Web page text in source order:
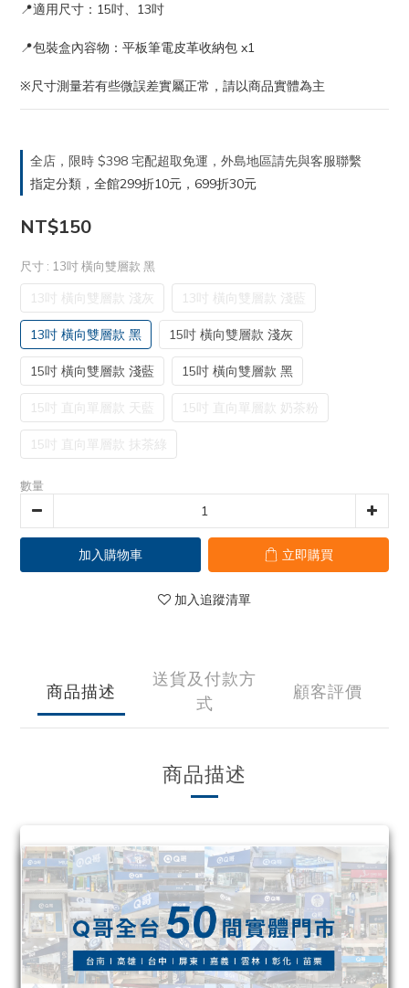
📍適用尺寸：15吋、13吋
📍包裝盒內容物：平板筆電皮革收納包 x1
※尺寸測量若有些微誤差實屬正常，請以商品實體為主
全店，限時 $398 宅配超取免運，外島地區請先與客服聯繫
指定分類，全館299折10元，699折30元
NT$150
尺寸 : 13吋 橫向雙層款 黑
13吋 橫向雙層款 淺灰 13吋 橫向雙層款 淺藍
13吋 橫向雙層款 黑 15吋 橫向雙層款 淺灰
15吋 橫向雙層款 淺藍 15吋 橫向雙層款 黑
15吋 直向單層款 天藍 15吋 直向單層款 奶茶粉
15吋 直向單層款 抹茶綠
數量
加入購物車 立即購買
加入追蹤清單
商品描述
送貨及付款方
式
顧客評價
商品描述